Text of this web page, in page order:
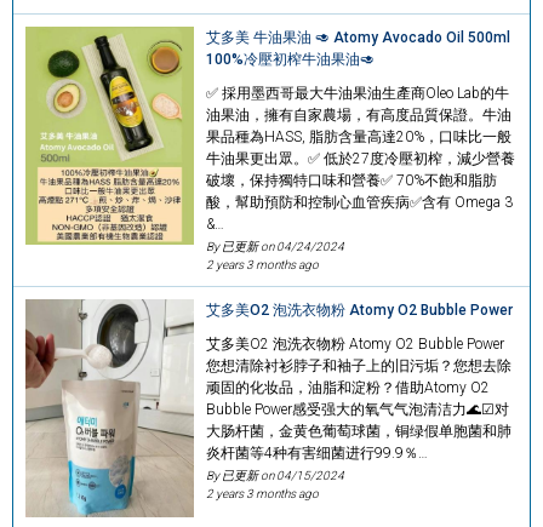
艾多美 牛油果油 🥑 Atomy Avocado Oil 500ml
100%冷壓初榨牛油果油🥑
✅ 採用墨西哥最大牛油果油生產商Oleo Lab的牛
油果油，擁有自家農場，有高度品質保證。牛油
果品種為HASS, 脂肪含量高達20%，口味比一般
牛油果更出眾。✅ 低於27度冷壓初榨，減少營養
破壞，保持獨特口味和營養✅ 70%不飽和脂肪
酸，幫助預防和控制心血管疾病✅含有 Omega 3
&…
By 已更新 on04/24/2024
2 years 3 months ago
艾多美O2 泡洗衣物粉 Atomy O2 Bubble Power
艾多美O2 泡洗衣物粉 Atomy O2 Bubble Power
您想清除衬衫脖子和袖子上的旧污垢？您想去除
顽固的化妆品，油脂和淀粉？借助Atomy O2
Bubble Power感受强大的氧气气泡清洁力🌊☑对
大肠杆菌，金黄色葡萄球菌，铜绿假单胞菌和肺
炎杆菌等4种有害细菌进行99.9％…
By 已更新 on04/15/2024
2 years 3 months ago